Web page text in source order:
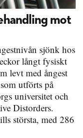
mot
sjönk hos
långt fysiskt
levt med ångest
utförts på
universitet och
Distorders.
största, med 286